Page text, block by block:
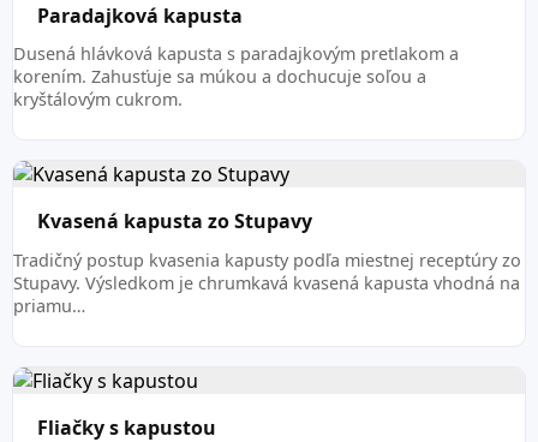
Paradajková kapusta
Dusená hlávková kapusta s paradajkovým pretlakom a
korením. Zahusťuje sa múkou a dochucuje soľou a
kryštálovým cukrom.
Kvasená kapusta zo Stupavy
Tradičný postup kvasenia kapusty podľa miestnej receptúry zo
Stupavy. Výsledkom je chrumkavá kvasená kapusta vhodná na
priamu…
Fliačky s kapustou